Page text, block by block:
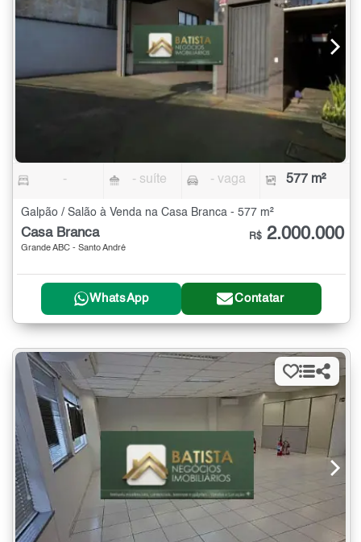
- - suíte - vaga 577 m²
Galpão / Salão à Venda na Casa Branca - 577 m²
Casa Branca
Grande ABC - Santo André
R$ 2.000.000
WhatsApp Contatar